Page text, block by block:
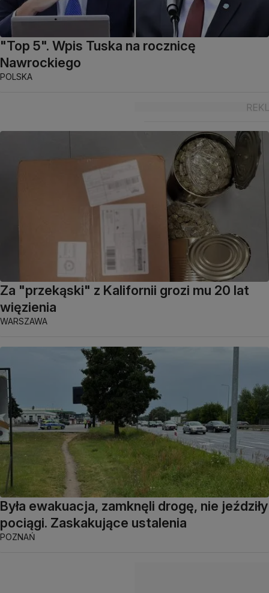
"Top 5". Wpis Tuska na rocznicę
Nawrockiego
POLSKA
Za "przekąski" z Kalifornii grozi mu 20 lat
więzienia
WARSZAWA
Była ewakuacja, zamknęli drogę, nie jeździły
pociągi. Zaskakujące ustalenia
POZNAŃ